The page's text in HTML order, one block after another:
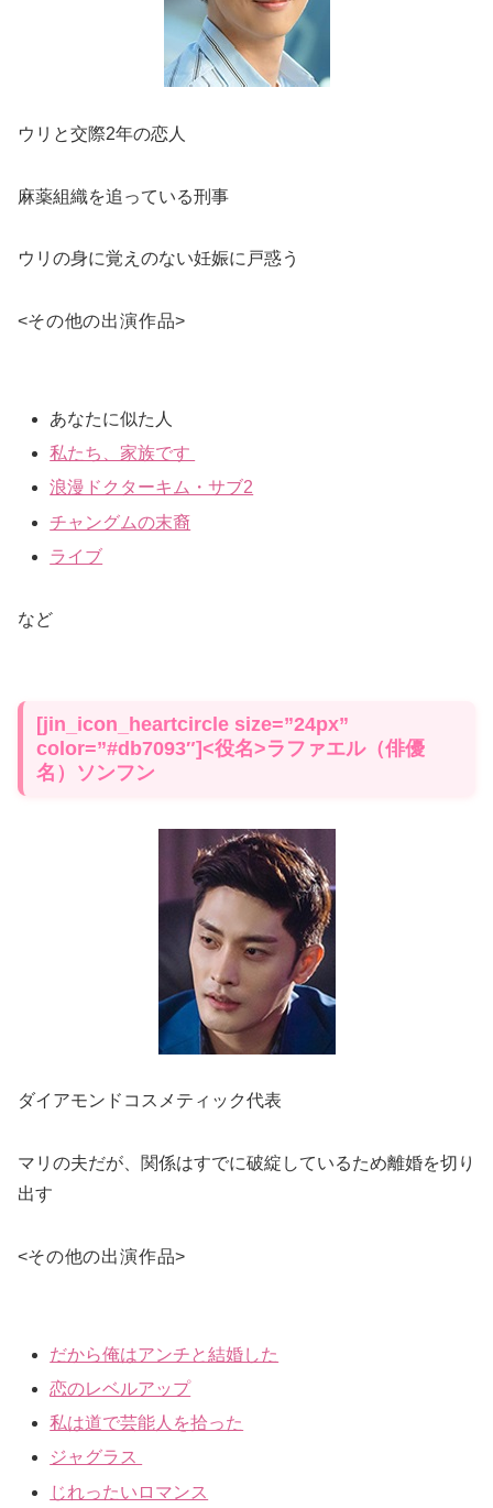
ウリと交際2年の恋人
麻薬組織を追っている刑事
ウリの身に覚えのない妊娠に戸惑う
<その他の出演作品>
あなたに似た人
私たち、家族です
浪漫ドクターキム・サブ2
チャングムの末裔
ライブ
など
[jin_icon_heartcircle size=”24px”
color=”#db7093″]<役名>ラファエル（俳優
名）ソンフン
ダイアモンドコスメティック代表
マリの夫だが、関係はすでに破綻しているため離婚を切り
出す
<その他の出演作品>
だから俺はアンチと結婚した
恋のレベルアップ
私は道で芸能人を拾った
ジャグラス
じれったいロマンス